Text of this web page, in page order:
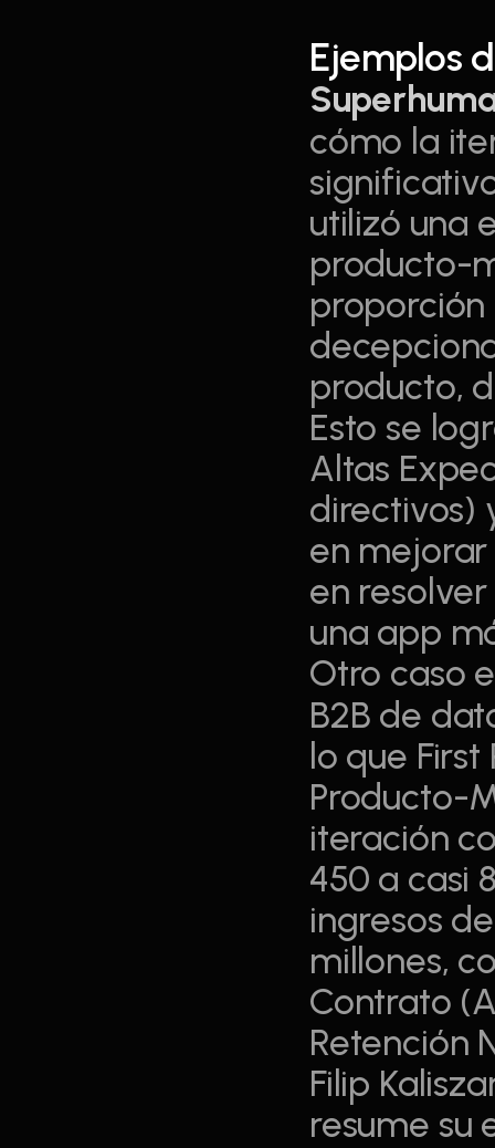
Ejemplos
cómo la
utilizó una
producto-
proporción
producto,
Esto se
Altas
directivos)
en mejorar
en
una app
Otro caso
B2B de
lo que
Producto-
iteración
450 a casi
ingresos
millones,
Contrato
Retención
Filip
resume su